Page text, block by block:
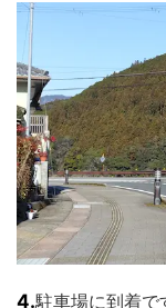
4.駐車場に到着で